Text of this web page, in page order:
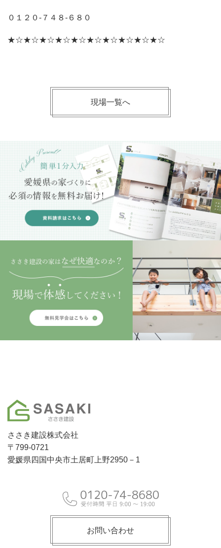
０１２０‐７４８‐６８０
★☆★☆★☆★☆★☆★☆★☆★☆★☆★☆
現場一覧へ
ささき建設株式会社
〒799-0721
愛媛県四国中央市土居町上野2950－1
お問い合わせ